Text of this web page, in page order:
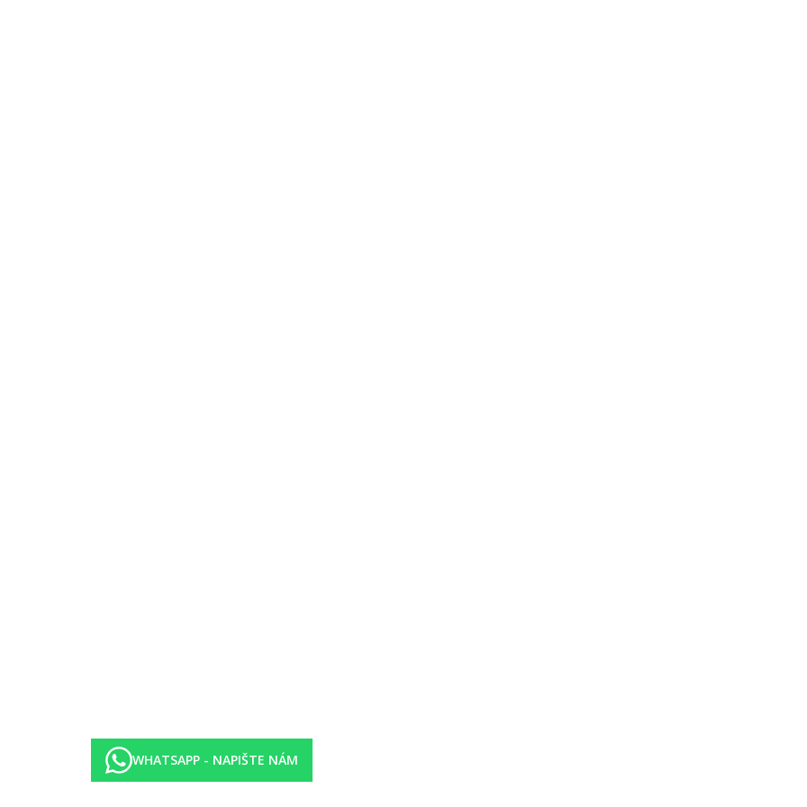
obchod se suvenýry, konferenční sál, kadeřnictví, čistírna. Venku 2 bazény (možnost klimatizace/vyhřívání), bar u bazénu a terasa s lehátky
kout, ventilátor, telefon, TV/sat., trezor za poplatek, balkon nebo terasa s výhledem na hory nebo do zahrady.
uvedené vybavení)
pískem a pozvolným vstupem do moře, lehátka a slunečníky za poplatek.
pivo, víno
pivo, víno
18.00 hod.)
WHATSAPP - NAPIŠTE NÁM